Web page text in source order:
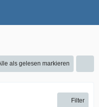
als gelesen markieren
Filter